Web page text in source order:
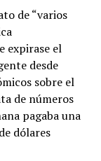
de “varios
expirase el
desde
sobre el
de números
pagaba una
dólares